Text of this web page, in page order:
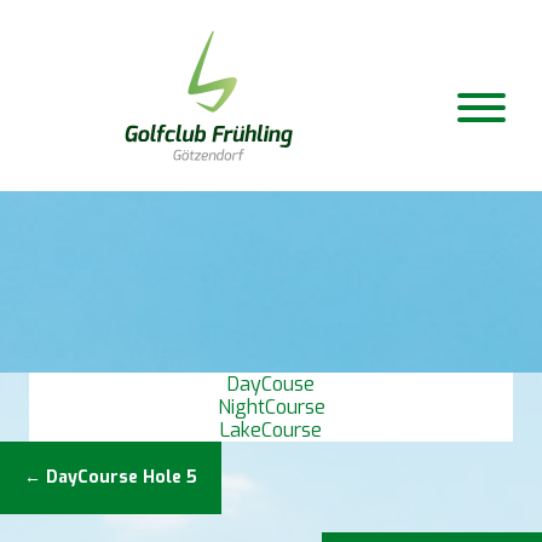
DayCouse
NightCourse
LakeCourse
Posts
navigation
← DayCourse Hole 5